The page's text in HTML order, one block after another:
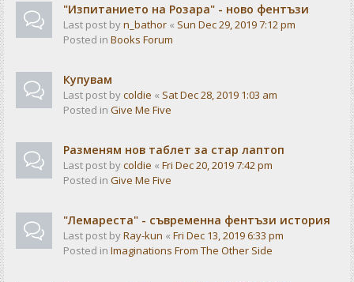
"Изпитанието на Розара" - ново фентъзи
Last post byn_bathor « Sun Dec 29, 2019 7:12 pm
Posted in Books Forum
Купувам
Last post bycoldie « Sat Dec 28, 2019 1:03 am
Posted in Give Me Five
Разменям нов таблет за стар лаптоп
Last post bycoldie « Fri Dec 20, 2019 7:42 pm
Posted in Give Me Five
"Лемареста" - съвременна фентъзи история
Last post byRay-kun « Fri Dec 13, 2019 6:33 pm
Posted in Imaginations From The Other Side